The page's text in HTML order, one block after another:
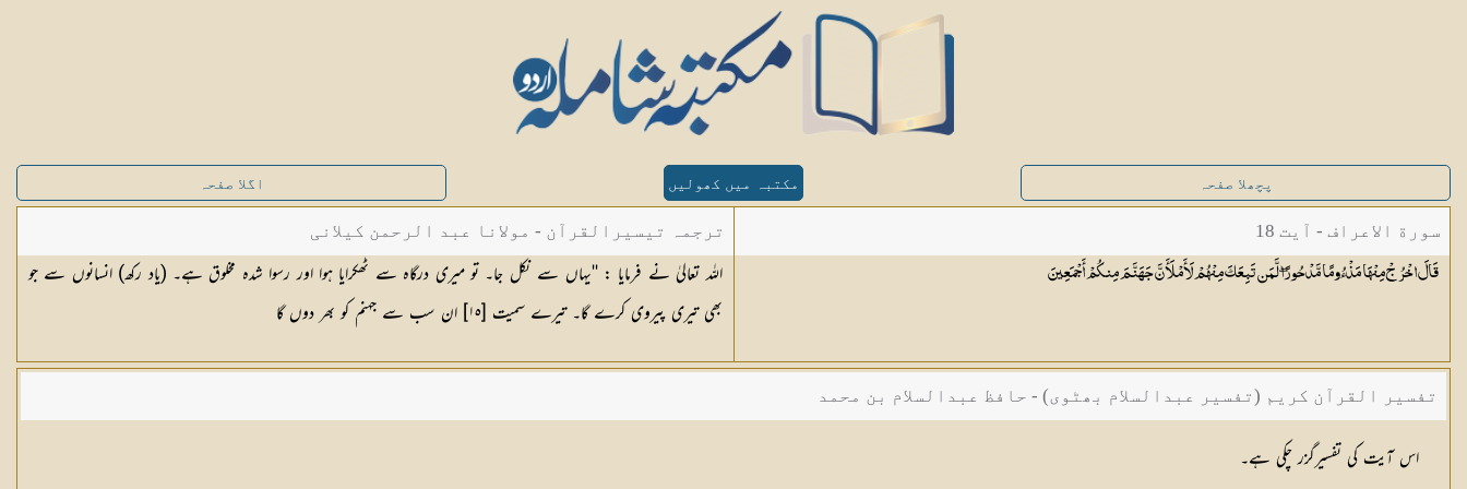
پچھلا صفحہ مکتبہ میں کھولیں اگلا صفحہ
سورة الاعراف - آیت 18
قَالَ اخْرُجْ مِنْهَا مَذْءُومًا مَّدْحُورًا ۖ لَّمَن تَبِعَكَ مِنْهُمْ لَأَمْلَأَنَّ جَهَنَّمَ مِنكُمْأَجْمَعِينَ
ترجمہ تیسیرالقرآن - مولانا عبد الرحمن کیلانی
اللہ تعالیٰ نے فرمایا : ''یہاں سے نکل جا۔ تو میری درگاہ سے ٹھکرایا ہوا اور رسوا شدہ مخلوق ہے۔ (یاد رکھ) انسانوں سے جو
بھی تیری پیروی کرے گا۔ تیرے سمیت [١٥] ان سب سے جہنم کو بھر دوں گا
تفسیر القرآن کریم (تفسیر عبدالسلام بھٹوی) - حافظ عبدالسلام بن محمد
اس آیت کی تفسیرگزر چکی ہے۔